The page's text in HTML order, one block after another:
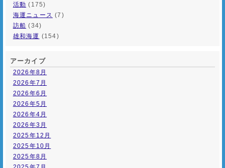
活動 (175)
海運ニュース (7)
訪船 (34)
雄和海運 (154)
アーカイブ
2026年8月
2026年7月
2026年6月
2026年5月
2026年4月
2026年3月
2025年12月
2025年10月
2025年8月